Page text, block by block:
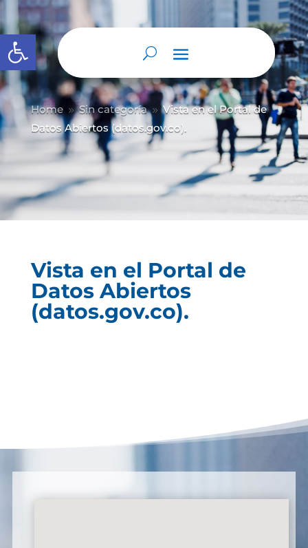
Abrir barra de herramientas
Home 9 Sin categoría 9 Vista en el Portal de
Datos Abiertos (datos.gov.co).
Vista en el Portal de
Datos Abiertos
(datos.gov.co).